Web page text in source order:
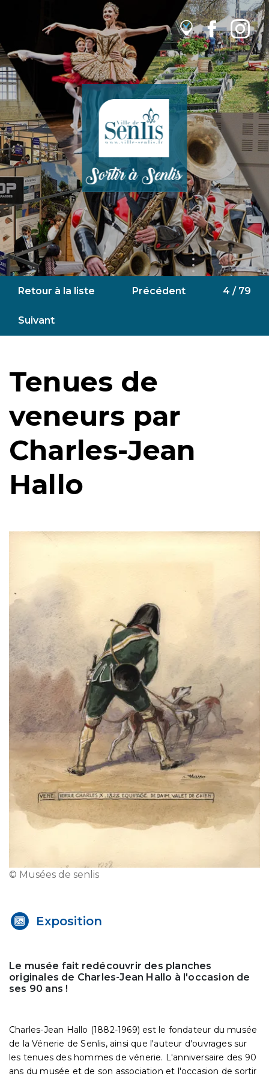
Retour à la liste Précédent 4 / 79
Suivant
Tenues de
veneurs par
Charles-Jean
Hallo
© Musées de senlis
Exposition
Le musée fait redécouvrir des planches
originales de Charles-Jean Hallo à l'occasion de
ses 90 ans !
Charles-Jean Hallo (1882-1969) est le fondateur du musée
de la Vénerie de Senlis, ainsi que l'auteur d'ouvrages sur
les tenues des hommes de vénerie. L'anniversaire des 90
ans du musée et de son association et l'occasion de sortir